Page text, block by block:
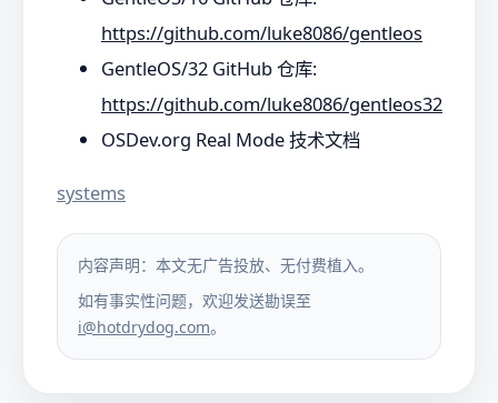
https://github.com/luke8086/gentleos
GentleOS/32 GitHub 仓库:
https://github.com/luke8086/gentleos32
OSDev.org Real Mode 技术文档
systems
内容声明：本文无广告投放、无付费植入。
如有事实性问题，欢迎发送勘误至
i@hotdrydog.com。